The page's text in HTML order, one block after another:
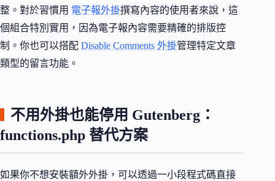
整。對於習慣用 電子報外掛撰寫內容的使用者來說，這
個組合特別實用，因為電子報內容需要精確的排版控
制。你也可以搭配 Disable Comments 外掛管理特定文章
類型的留言功能。
不用外掛也能停用 Gutenberg：
functions.php 替代方案
如果你不想安裝額外外掛，可以透過一小段程式碼直接